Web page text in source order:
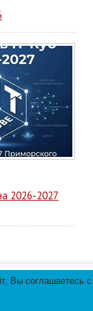
2026-2027
Вы соглашаетесь
для